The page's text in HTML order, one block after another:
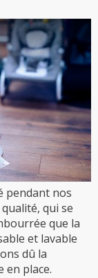
pendant nos
qui se
que la
et lavable
dû la
place.